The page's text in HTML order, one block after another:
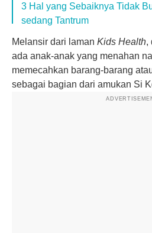
3 Hal yang Sebaiknya Tidak
sedang Tantrum
Melansir dari laman Kids Health,
ada anak-anak yang menahan
memecahkan barang-barang
sebagai bagian dari amukan Si